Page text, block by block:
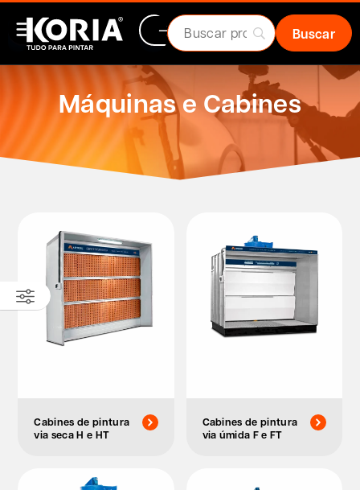
Máquinas e Cabines
Cabines de pintura
via seca H e HT
Cabines de pintura
via úmida F e FT